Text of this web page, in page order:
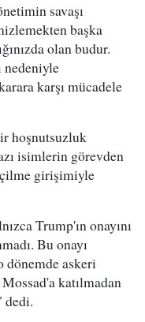
savaşı
başka
olan budur.
nedeniyle
karşı mücadele
hoşnutsuzluk
isimlerin görevden
girişimiyle
Trump'ın onayını
Bu onayı
dönemde askeri
katılmadan
dedi.